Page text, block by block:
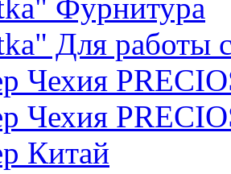
Фурнитура
Для работы
Чехия
Чехия
Китай